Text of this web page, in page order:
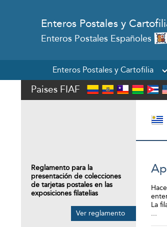
Enteros Postales y
Enteros Postales Españoles
Enteros Postales y Cartofilia
Paises FIAF
Reglamento para la
presentación de colecciones
de tarjetas postales en las
exposiciones filatelias
Ver reglamento
La
...